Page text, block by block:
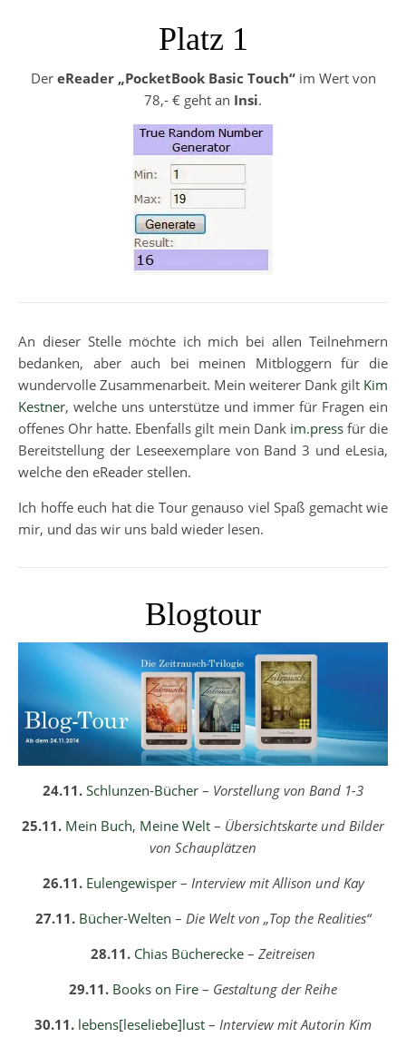
Platz 1
Der eReader „PocketBook Basic Touch“im Wert von
78,- € geht an Insi.
An dieser Stelle möchte ich mich bei allen Teilnehmern
bedanken, aber auch bei meinen Mitbloggern für die
wundervolle Zusammenarbeit. Mein weiterer Dank gilt Kim
Kestner, welche uns unterstütze und immer für Fragen ein
offenes Ohr hatte. Ebenfalls gilt mein Dank im.pressfür die
Bereitstellung der Leseexemplare von Band 3 und eLesia,
welche den eReader stellen.
Ich hoffe euch hat die Tour genauso viel Spaß gemacht wie
mir, und das wir uns bald wieder lesen.
Blogtour
24.11. Schlunzen-Bücher – Vorstellung von Band 1-3
25.11. Mein Buch, Meine Welt – Übersichtskarte und Bilder
von Schauplätzen
26.11. Eulengewisper– Interview mit Allison und Kay
27.11. Bücher-Welten – Die Welt von „Top the Realities“
28.11. Chias Bücherecke – Zeitreisen
29.11. Books on Fire – Gestaltung der Reihe
30.11. lebens[leseliebe]lust – Interview mit Autorin Kim